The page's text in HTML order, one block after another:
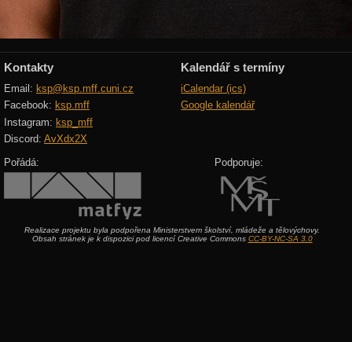
Kontakty
Email: ksp@ksp.mff.cuni.cz
Facebook: ksp.mff
Instagram: ksp_mff
Discord: AvXdx2X
Kalendář s termíny
iCalendar (ics)
Google kalendář
Pořádá: Podporuje:
Realizace projektu byla podpořena Ministerstvem školství, mládeže a tělovýchovy.
Obsah stránek je k dispozici pod licencí Creative Commons CC-BY-NC-SA 3.0